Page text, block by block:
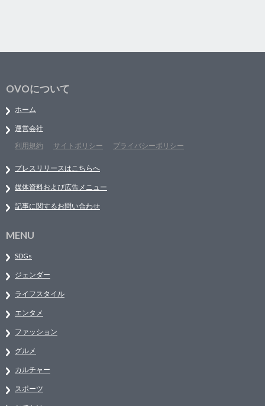
OVOについて
ホーム
運営会社
利用規約
サイトポリシー プライバシーポリシー
プレスリリースはこちらへ
媒体資料および広告メニュー
記事に関するお問い合わせ
MENU
SDGs
ジェンダー
ライフスタイル
エンタメ
ファッション
グルメ
カルチャー
スポーツ